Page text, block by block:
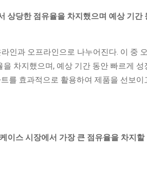
상당한 점유율을 차지했으며 예상 기간
인과 오프라인으로 나누어진다. 이 중
차지했으며, 예상 기간 동안 빠르게 성
를 효과적으로 활용하여 제품을 선보이
이스 시장에서 가장 큰 점유율을 차지할